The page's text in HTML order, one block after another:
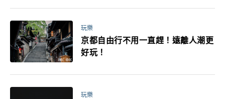
玩樂
京都自由行不用一直趕！遠離人潮更
好玩！
玩樂